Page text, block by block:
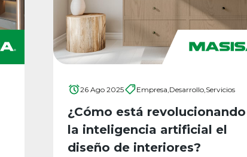
26 Ago 2025 Empresa, Desarrollo, Servicios
¿Cómo está revolucionando
la inteligencia artificial el
diseño de interiores?